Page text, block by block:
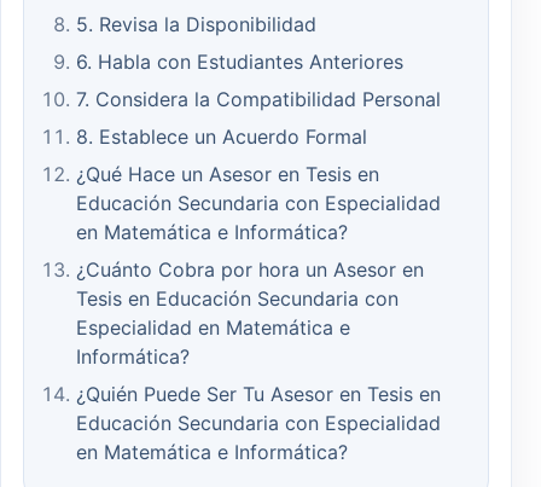
5. Revisa la Disponibilidad
6. Habla con Estudiantes Anteriores
7. Considera la Compatibilidad Personal
8. Establece un Acuerdo Formal
¿Qué Hace un Asesor en Tesis en
Educación Secundaria con Especialidad
en Matemática e Informática?
¿Cuánto Cobra por hora un Asesor en
Tesis en Educación Secundaria con
Especialidad en Matemática e
Informática?
¿Quién Puede Ser Tu Asesor en Tesis en
Educación Secundaria con Especialidad
en Matemática e Informática?